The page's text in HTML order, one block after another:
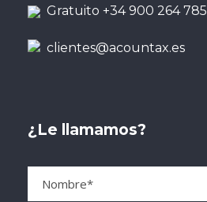
Gratuito +34 900 264 785
clientes@acountax.es
¿Le llamamos?